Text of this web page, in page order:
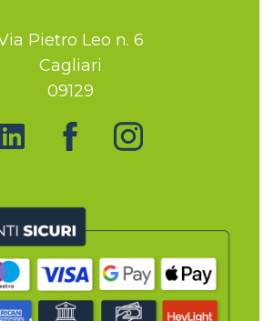
Pietro Leo n. 6
Cagliari
09129